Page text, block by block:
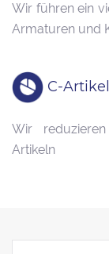
Wir führen ein
Armaturen und
C-
Wir
Artikeln